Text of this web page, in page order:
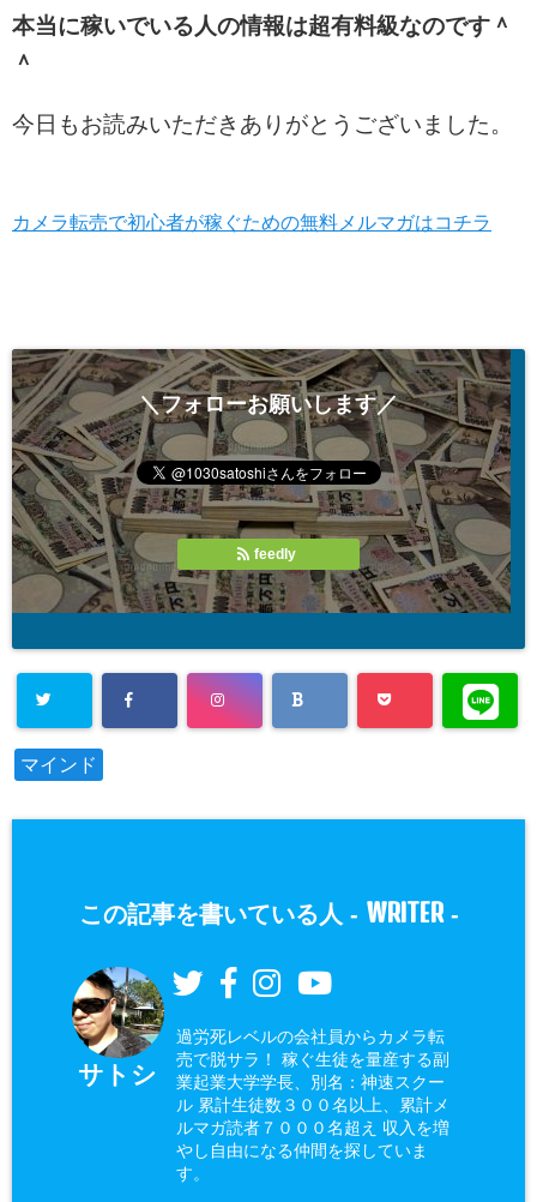
本当に稼いでいる人の情報は超有料級なのです＾
＾
今日もお読みいただきありがとうございました。
カメラ転売で初心者が稼ぐための無料メルマガはコチラ
＼フォローお願いします／
feedly
マインド
この記事を書いている人 - WRITER-
サトシ
過労死レベルの会社員からカメラ転
売で脱サラ！ 稼ぐ生徒を量産する副
業起業大学学長、別名：神速スクー
ル 累計生徒数３００名以上、累計メ
ルマガ読者７０００名超え 収入を増
やし自由になる仲間を探していま
す。